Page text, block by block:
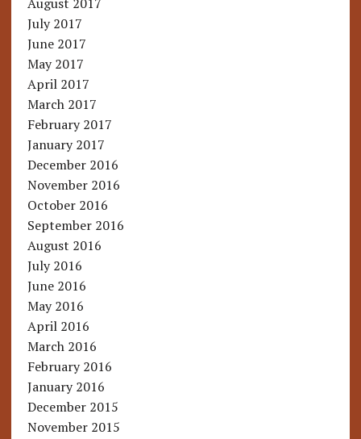
July 2017
June 2017
May 2017
April 2017
March 2017
February 2017
January 2017
December 2016
November 2016
October 2016
September 2016
August 2016
July 2016
June 2016
May 2016
April 2016
March 2016
February 2016
January 2016
December 2015
November 2015